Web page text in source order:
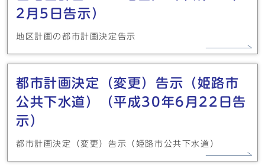
2月5日告示）
地区計画の都市計画決定告示
都市計画決定（変更）告示（姫路市
公共下水道）（平成30年6月22日告
示）
都市計画決定（変更）告示（姫路市公共下水道）